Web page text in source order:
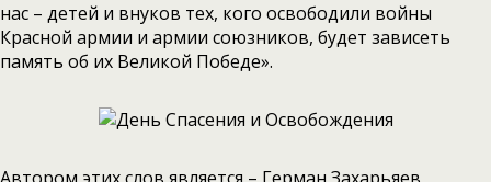
нас – детей и внуков тех, кого освободили войны
Красной армии и армии союзников, будет зависеть
память об их Великой Победе».